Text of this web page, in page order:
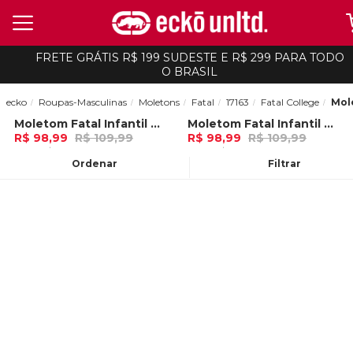
FRETE GRÁTIS R$ 199 SUDESTE E R$ 299 PARA TODO
O BRASIL
Ordenar Filtrar
ecko Roupas-Masculinas Moletons Fatal 17163 Fatal College
-10%
Moletom Fatal Infantil Recortado Fechado Gola Careca Vinho
R$ 98,99 R$ 109,99
3x de R$ 32,99 Ou
-10%
Moletom Fatal Infantil Recortado Fechado Gola Careca Preto
R$ 98,99 R$ 109,99
3x de R$ 32,99 Ou